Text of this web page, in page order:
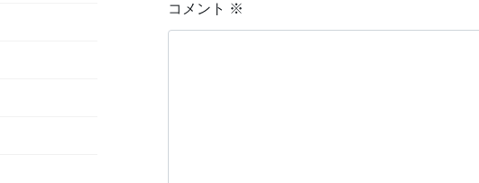
コメント ※